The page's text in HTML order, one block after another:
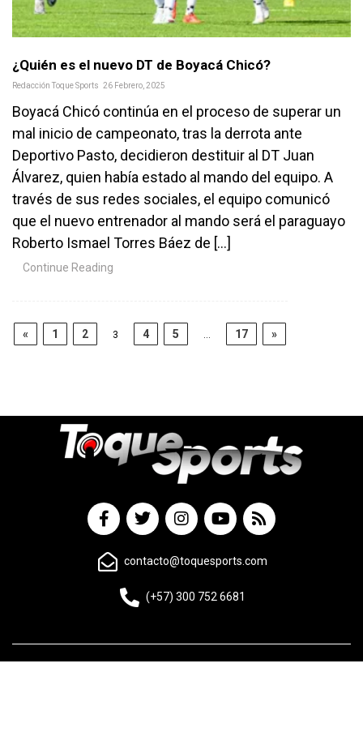
¿Quién es el nuevo DT de Boyacá Chicó?
Redacción Toque Sports 26 Febrero, 2025
Boyacá Chicó continúa en el proceso de superar un
mal inicio de campeonato, tras la derrota ante
Deportivo Pasto, decidieron destituir al DT Juan
Álvarez, quien había estado al mando del equipo. A
través de sus redes sociales, el equipo comunicó
que el nuevo entrenador al mando será el paraguayo
Roberto Ismael Torres Báez de […]
Continue Reading
« 1 2 3 4 5 17 »
contacto@toquesports.com
(+57) 300 752 6681